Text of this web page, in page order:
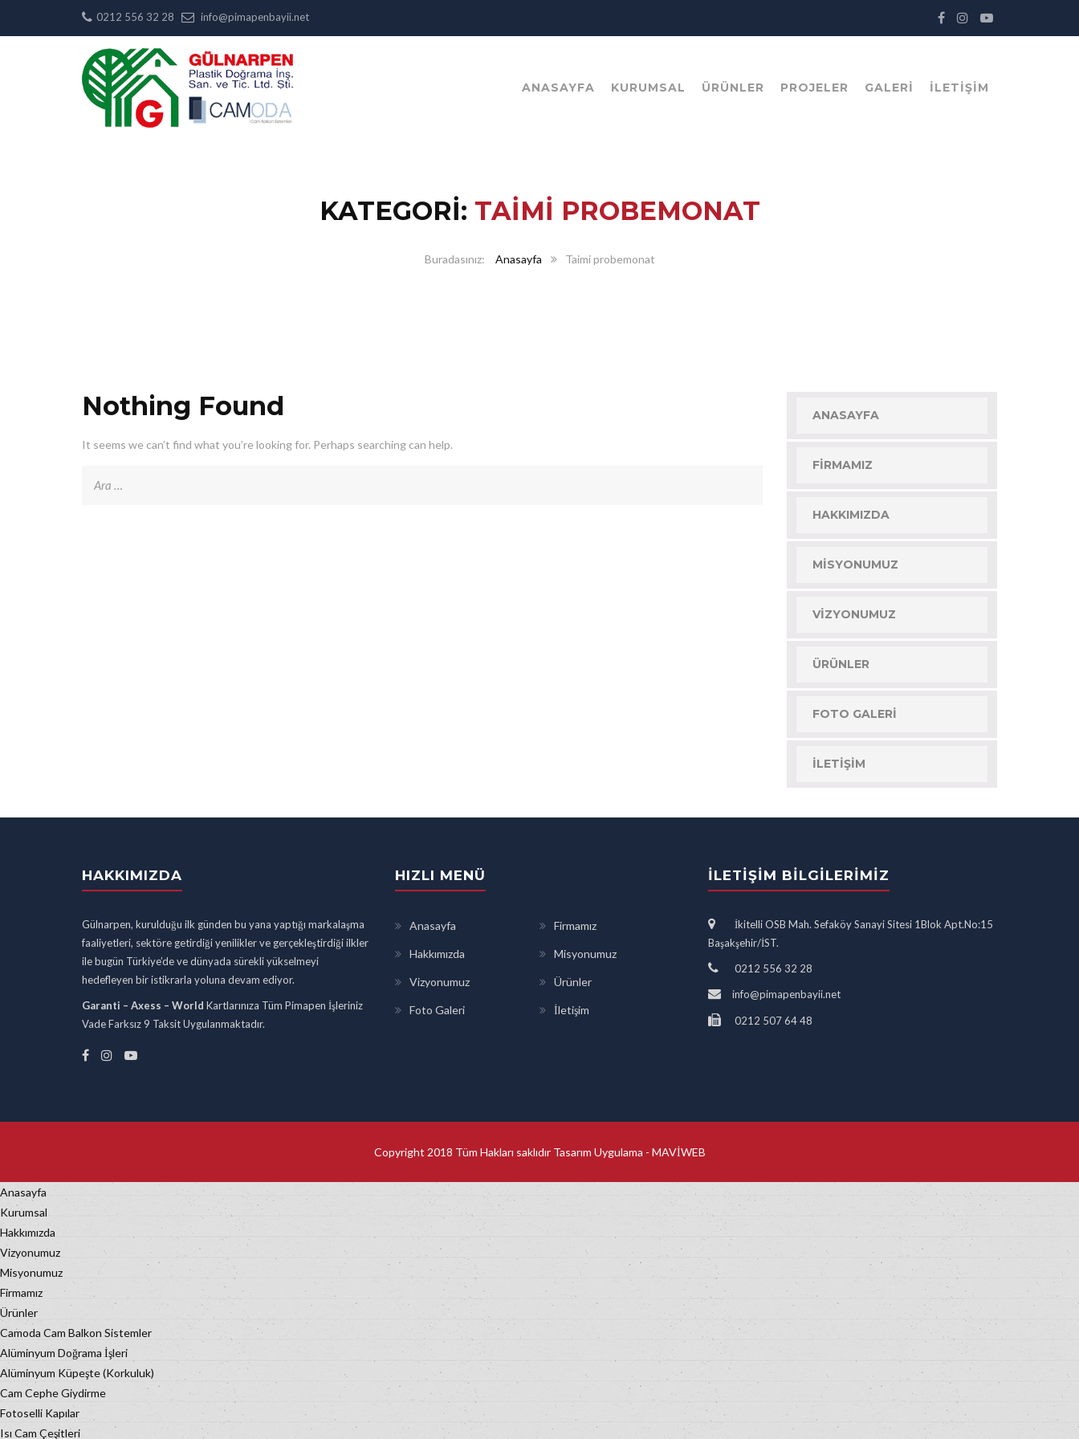
0212 556 32 28 info@pimapenbayii.net
ANASAYFA KURUMSAL ÜRÜNLER PROJELER GALERI İLETIŞIM
KATEGORI: TAIMI PROBEMONAT
Anasayfa Taimi probemonat
Nothing Found
It seems we can’t find what you’re looking for. Perhaps searching can help.
ANASAYFA
FIRMAMIZ
HAKKIMIZDA
MISYONUMUZ
VIZYONUMUZ
ÜRÜNLER
FOTO GALERI
İLETIŞIM
HAKKIMIZDA
Gülnarpen, kurulduğu ilk günden bu yana yaptığı markalaşma
faaliyetleri, sektöre getirdiği yenilikler ve gerçekleştirdiği ilkler
ile bugün Türkiye’de ve dünyada sürekli yükselmeyi
hedefleyen bir istikrarla yoluna devam ediyor.
Garanti – Axess – World Kartlarınıza Tüm Pimapen İşleriniz
Vade Farksız 9 Taksit Uygulanmaktadır.
HIZLI MENÜ
Anasayfa Firmamız
Hakkımızda Misyonumuz
Vizyonumuz Ürünler
Foto Galeri İletişim
İLETIŞIM BILGILERIMIZ
İkitelli OSB Mah. Sefaköy Sanayi Sitesi 1Blok Apt.No:15
Başakşehir/İST.
0212 556 32 28
info@pimapenbayii.net
0212 507 64 48
Copyright 2018 Tüm Hakları saklıdır Tasarım Uygulama - MAVİWEB
Anasayfa
Kurumsal
Hakkımızda
Vizyonumuz
Misyonumuz
Firmamız
Ürünler
Camoda Cam Balkon Sistemler
Alüminyum Doğrama İşleri
Alüminyum Küpeşte (Korkuluk)
Cam Cephe Giydirme
Fotoselli Kapılar
Isı Cam Çeşitleri